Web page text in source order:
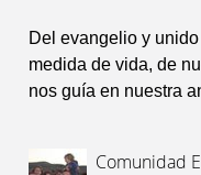
Del evangelio y
medida de vida, de
nos guía en nuestra
Comunidad